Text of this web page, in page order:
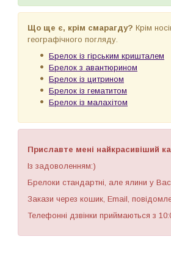
Що ще є, крім смарагду? Крім
географічного погляду.
Брелок із гірським кришталем
Брелок з авантюрином
Брелок із цитрином
Брелок із гематитом
Брелок із малахітом
Приславте мені найкрасивіший
Із задоволенням:)
Брелоки стандартні, але ялини у
Закази через кошик, Email,
Телефонні дзвінки приймаються з